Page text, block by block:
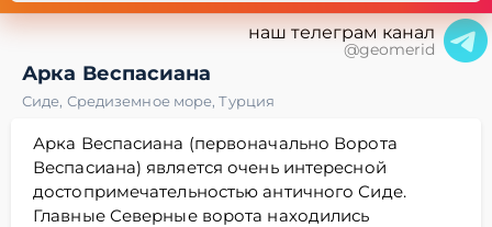
наш телеграм канал
@geomerid
Арка Веспасиана
Сиде, Средиземное море,Турция
Арка Веспасиана (первоначально Ворота
Веспасиана) является очень интересной
достопримечательностью античного Сиде.
Главные Северные ворота находились